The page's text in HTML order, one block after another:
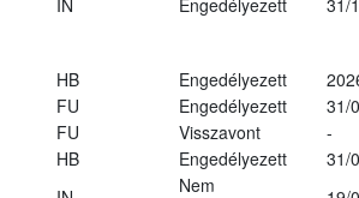
IN Engedélyezett 31/
HB Engedélyezett
FU Engedélyezett
31/
FU Visszavont
-
HB Engedélyezett
31/
Nem